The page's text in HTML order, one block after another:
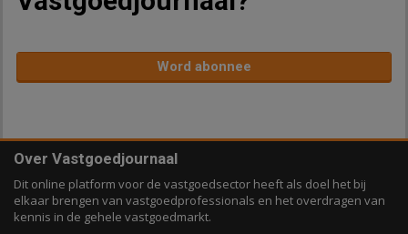
Word abonnee
Over Vastgoedjournaal
Dit online platform voor de vastgoedsector heeft als doel het bij
elkaar brengen van vastgoedprofessionals en het overdragen van
kennis in de gehele vastgoedmarkt.